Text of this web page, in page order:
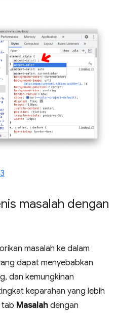
masalah dengan
masalah ke dalam
dapat menyebabkan
dan kemungkinan
keparahan yang lebih
tab Masalah dengan